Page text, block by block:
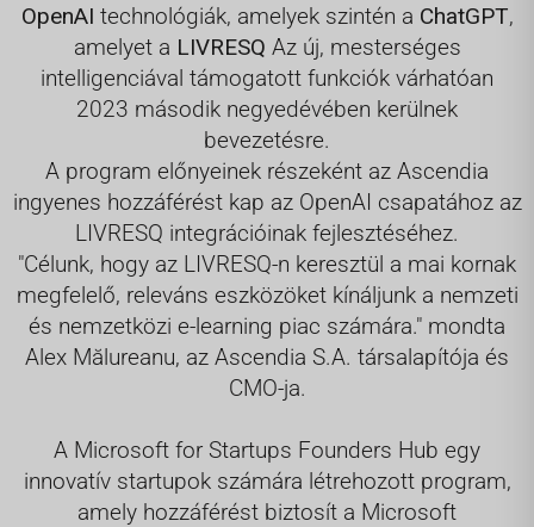
OpenAI technológiák, amelyek szintén a ChatGPT,
amelyet a LIVRESQ Az új, mesterséges
intelligenciával támogatott funkciók várhatóan
2023 második negyedévében kerülnek
bevezetésre.
A program előnyeinek részeként az Ascendia
ingyenes hozzáférést kap az OpenAI csapatához az
LIVRESQ integrációinak fejlesztéséhez.
"Célunk, hogy az LIVRESQ-n keresztül a mai kornak
megfelelő, releváns eszközöket kínáljunk a nemzeti
és nemzetközi e-learning piac számára." mondta
Alex Mălureanu, az Ascendia S.A. társalapítója és
CMO-ja.
A Microsoft for Startups Founders Hub egy
innovatív startupok számára létrehozott program,
amely hozzáférést biztosít a Microsoft